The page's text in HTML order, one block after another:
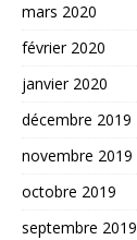
mars 2020
février 2020
janvier 2020
décembre 2019
novembre 2019
octobre 2019
septembre 2019